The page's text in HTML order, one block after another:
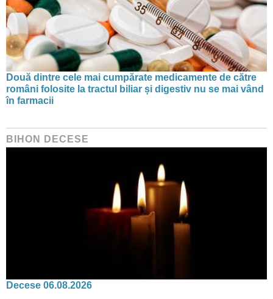
Două dintre cele mai cumpărate medicamente de către
români folosite la tractul biliar și digestiv nu se mai vând
în farmacii
BIHON DECESE
Decese 06.08.2026